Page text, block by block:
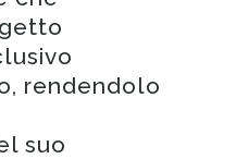
rendendolo
suo